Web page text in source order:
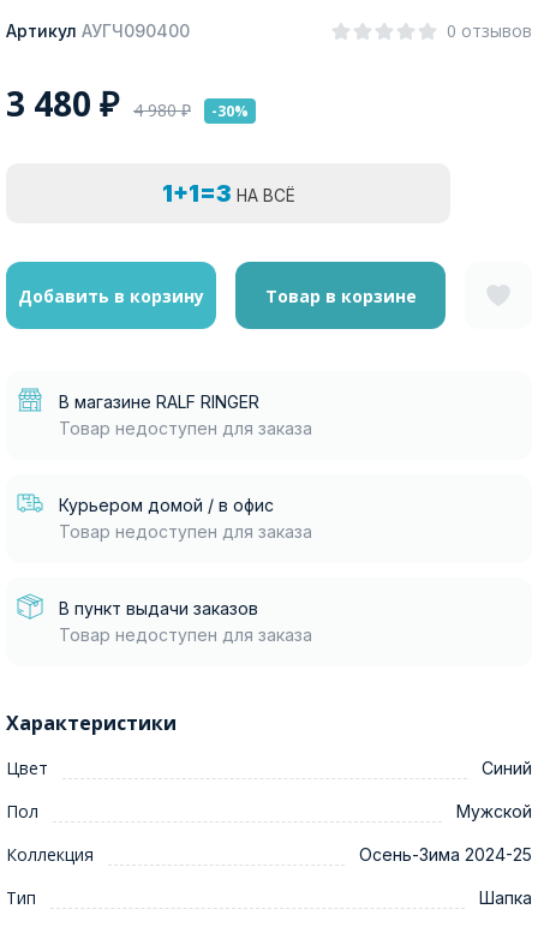
Артикул АУГЧ090400 0 отзывов
3 480 ₽ 4 980₽ -30%
1+1=3 НА ВСЁ
Добавить в корзину Товар в корзине
В магазине RALF RINGER
Товар недоступен для заказа
Курьером домой / в офис
Товар недоступен для заказа
В пункт выдачи заказов
Товар недоступен для заказа
Характеристики
Цвет Синий
Пол Мужской
Коллекция Осень-Зима 2024-25
Тип Шапка